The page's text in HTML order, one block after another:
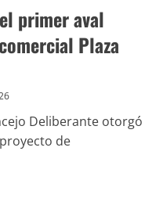
primer aval
Plaza
Deliberante otorgó
de